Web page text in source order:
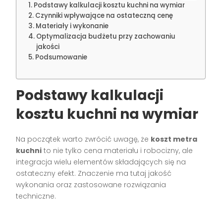
Podstawy kalkulacji kosztu kuchni na wymiar
Czynniki wpływające na ostateczną cenę
Materiały i wykonanie
Optymalizacja budżetu przy zachowaniu
jakości
Podsumowanie
Podstawy kalkulacji
kosztu kuchni na wymiar
Na początek warto zwrócić uwagę, że koszt metra
kuchni to nie tylko cena materiału i robocizny, ale
integracja wielu elementów składających się na
ostateczny efekt. Znaczenie ma tutaj jakość
wykonania oraz zastosowane rozwiązania
techniczne.